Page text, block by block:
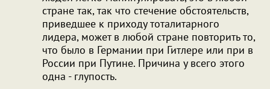
стране так, так что стечение обстоятельств,
приведшее к приходу тоталитарного
лидера, может в любой стране повторить то,
что было в Германии при Гитлере или при в
России при Путине. Причина у всего этого
одна - глупость.